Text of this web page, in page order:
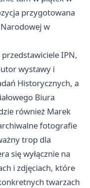
przygotowana
w
IPN,
wystawy i
Historycznych, a
Biura
również Marek
fotografie
trop dla
się wyłącznie na
i zdjęciach, które
twarzach